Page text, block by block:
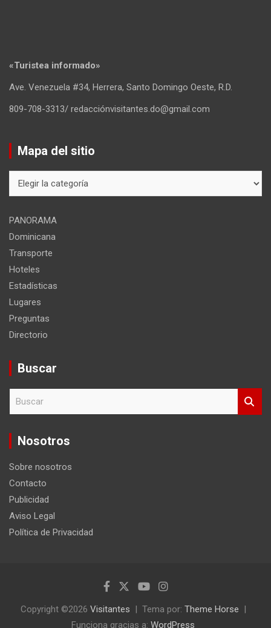
«Turistea informado»
Ave. Venezuela #34, Herrera, Santo Domingo Oeste, R.D.
809-708-3313/ redacciónvisitantes.do@gmail.com
Mapa del sitio
del
PANORAMA
Dominicana
Transporte
Hoteles
Estadísticas
Lugares
Preguntas
Directorio
Buscar
c
Nosotros
Sobre nosotros
Contacto
Publicidad
Aviso Legal
Política de Privacidad
Copyright ©2026 Visitantes Tema por: Theme Horse
Funciona gracias a: WordPress